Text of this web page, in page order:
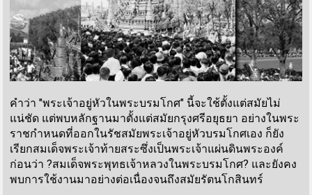
คำว่า "พระเจ้าอยู่หัวในพระบรมโกศ" นี้จะใช้ตั้งแต่สมัยไม่
แน่ชัด แต่พบหลักฐานมาตั้งแต่สมัยกรุงศรีอยุธยา อย่างในพระ
ราชกำหนดที่ออกในรัชสมัยพระเจ้าอยู่หัวบรมโกศเอง ก็ยัง
เรียกสมเด็จพระเจ้าท้ายสระซึ่งเป็นพระเจ้าแผ่นดินพระองค์
ก่อนว่า ?สมเด็จพระพุทธเจ้าหลวงในพระบรมโกศ? และยังคง
พบการใช้งานมาอย่างต่อเนื่องจนถึงสมัยรัตนโกสินทร์